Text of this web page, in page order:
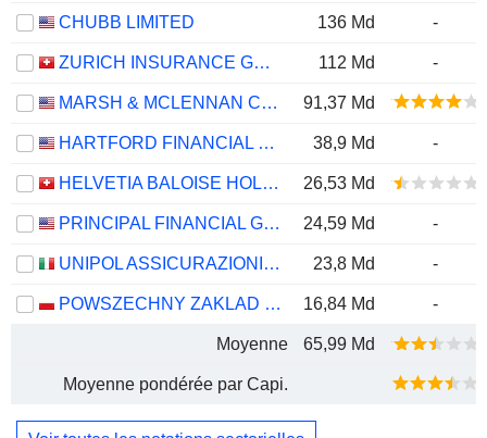
CHUBB LIMITED 136 Md -
ZURICH INSURANCE GROUP LTD 112 Md -
MARSH & MCLENNAN COMPANIES 91,37 Md
HARTFORD FINANCIAL SERVICES GROUP (THE), INC. 38,9 Md -
HELVETIA BALOISE HOLDING AG 26,53 Md
PRINCIPAL FINANCIAL GROUP, INC. 24,59 Md -
UNIPOL ASSICURAZIONI S.P.A. 23,8 Md -
POWSZECHNY ZAKLAD UBEZPIECZE? SPÓLKA AKCYJNA 16,84 Md -
Moyenne 65,99 Md
Moyenne pondérée par Capi.